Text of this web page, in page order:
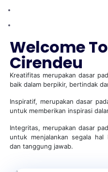
Welcome
Cirendeu
Kreatifitas merupakan dasar
baik dalam berpikir, bertindak
Inspiratif, merupakan dasar
untuk memberikan inspirasi
Integritas, merupakan dasar
untuk menjalankan segala hal
dan tanggung jawab.